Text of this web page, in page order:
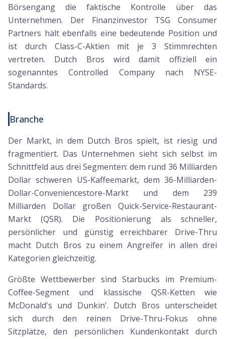
Börsengang die faktische Kontrolle über das
Unternehmen. Der Finanzinvestor TSG Consumer
Partners hält ebenfalls eine bedeutende Position und
ist durch Class-C-Aktien mit je 3 Stimmrechten
vertreten. Dutch Bros wird damit offiziell ein
sogenanntes Controlled Company nach NYSE-
Standards.
Branche
Der Markt, in dem Dutch Bros spielt, ist riesig und
fragmentiert. Das Unternehmen sieht sich selbst im
Schnittfeld aus drei Segmenten: dem rund 36 Milliarden
Dollar schweren US-Kaffeemarkt, dem 36-Milliarden-
Dollar-Conveniencestore-Markt und dem 239
Milliarden Dollar großen Quick-Service-Restaurant-
Markt (QSR). Die Positionierung als schneller,
persönlicher und günstig erreichbarer Drive-Thru
macht Dutch Bros zu einem Angreifer in allen drei
Kategorien gleichzeitig.
Größte Wettbewerber sind Starbucks im Premium-
Coffee-Segment und klassische QSR-Ketten wie
McDonald's und Dunkin'. Dutch Bros unterscheidet
sich durch den reinen Drive-Thru-Fokus ohne
Sitzplätze, den persönlichen Kundenkontakt durch